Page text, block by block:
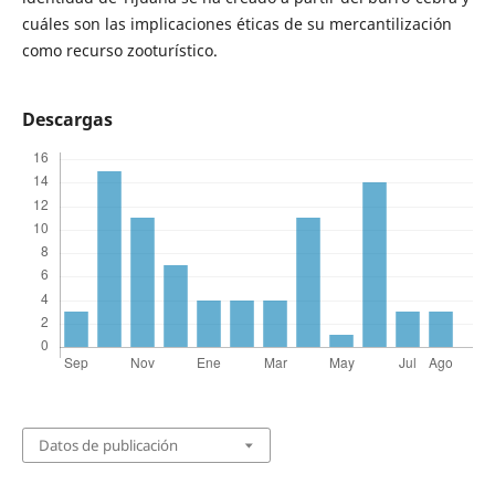
cuáles son las implicaciones éticas de su mercantilización
como recurso zooturístico.
Descargas
Datos de publicación